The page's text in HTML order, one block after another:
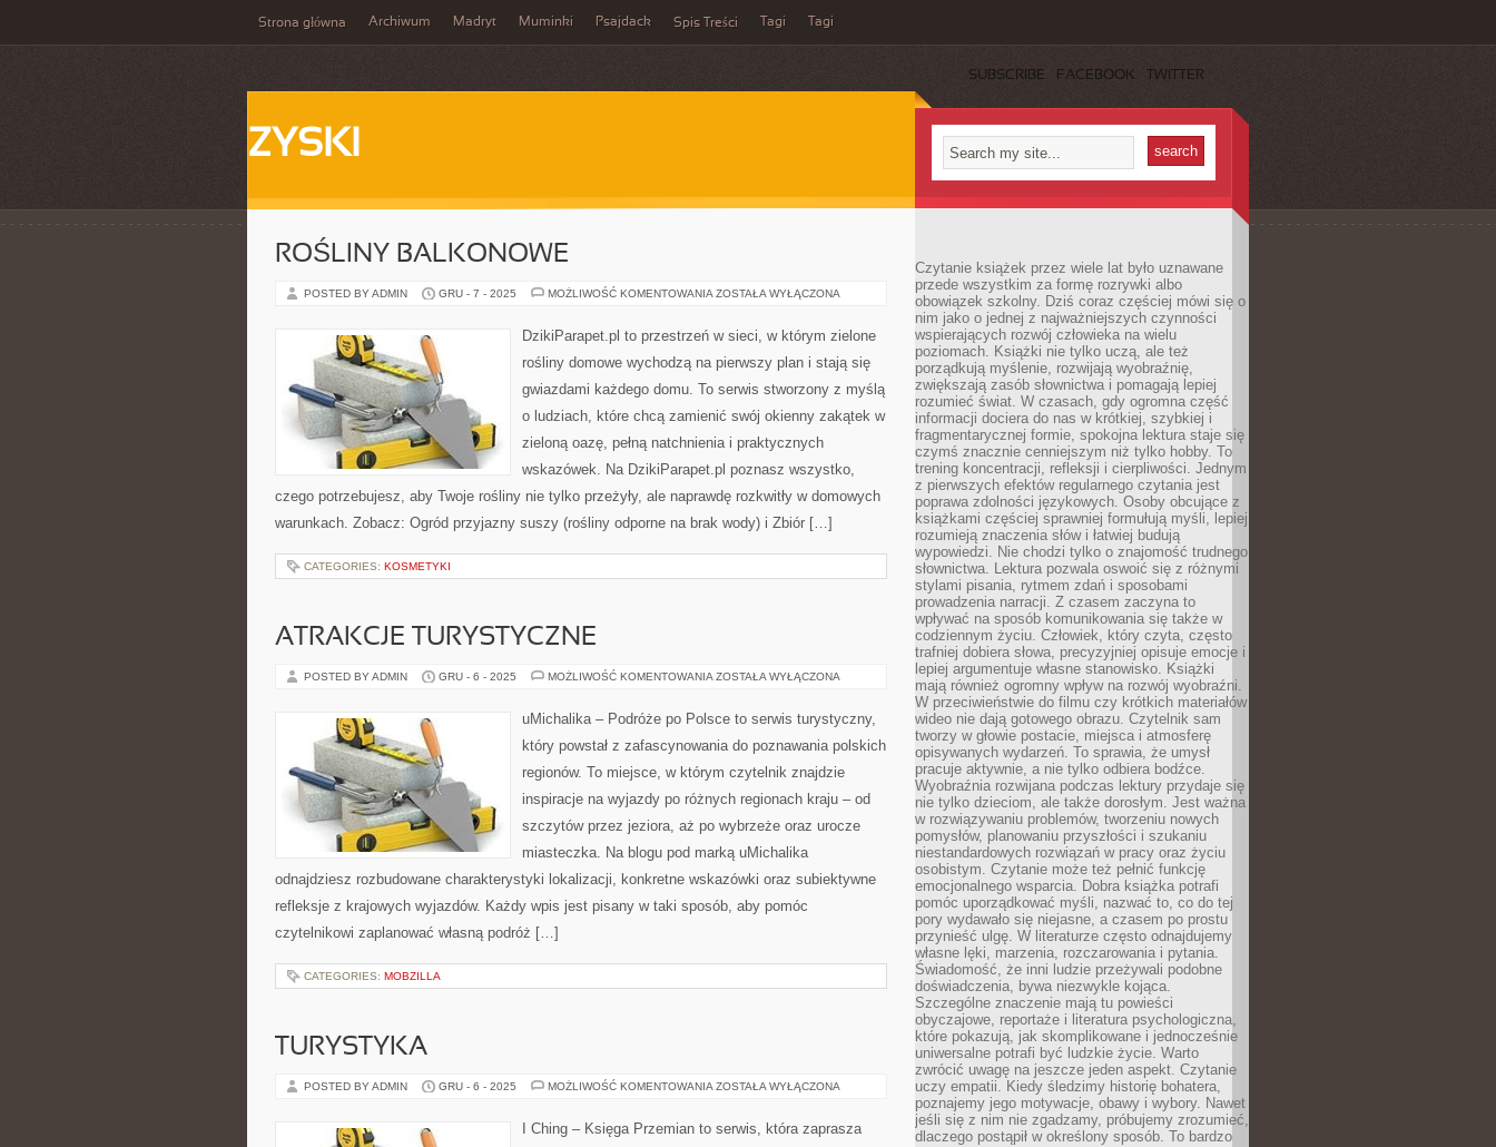
Strona główna Archiwum Madryt Muminki Psajdack Spis Treści Tagi Tagi
SUBSCRIBE FACEBOOK TWITTER
ZYSKI
ROŚLINY BALKONOWE
POSTED BY ADMIN GRU - 7 - 2025 MOŻLIWOŚĆ KOMENTOWANIA ROŚLINY
ZOSTAŁA WYŁĄCZONA
DzikiParapet.pl to przestrzeń w sieci, w którym zielone
rośliny domowe wychodzą na pierwszy plan i stają się
gwiazdami każdego domu. To serwis stworzony z myślą
o ludziach, które chcą zamienić swój okienny zakątek w
zieloną oazę, pełną natchnienia i praktycznych
wskazówek. Na DzikiParapet.pl poznasz wszystko,
czego potrzebujesz, aby Twoje rośliny nie tylko przeżyły, ale naprawdę rozkwitły w domowych
warunkach. Zobacz: Ogród przyjazny suszy (rośliny odporne na brak wody) i Zbiór […]
CATEGORIES: KOSMETYKI
ATRAKCJE TURYSTYCZNE
POSTED BY ADMIN GRU - 6 - 2025 MOŻLIWOŚĆ KOMENTOWANIA ATRAKCJE
ZOSTAŁA WYŁĄCZONA
uMichalika – Podróże po Polsce to serwis turystyczny,
który powstał z zafascynowania do poznawania polskich
regionów. To miejsce, w którym czytelnik znajdzie
inspiracje na wyjazdy po różnych regionach kraju – od
szczytów przez jeziora, aż po wybrzeże oraz urocze
miasteczka. Na blogu pod marką uMichalika
odnajdziesz rozbudowane charakterystyki lokalizacji, konkretne wskazówki oraz subiektywne
refleksje z krajowych wyjazdów. Każdy wpis jest pisany w taki sposób, aby pomóc
czytelnikowi zaplanować własną podróż […]
CATEGORIES: MOBZILLA
TURYSTYKA
POSTED BY ADMIN GRU - 6 - 2025 MOŻLIWOŚĆ KOMENTOWANIA TURYSTYKA
ZOSTAŁA WYŁĄCZONA
I Ching – Księga Przemian to serwis, która zaprasza
Czytanie książek przez wiele lat było uznawane
przede wszystkim za formę rozrywki albo
obowiązek szkolny. Dziś coraz częściej mówi się o
nim jako o jednej z najważniejszych czynności
wspierających rozwój człowieka na wielu
poziomach. Książki nie tylko uczą, ale też
porządkują myślenie, rozwijają wyobraźnię,
zwiększają zasób słownictwa i pomagają lepiej
rozumieć świat. W czasach, gdy ogromna część
informacji dociera do nas w krótkiej, szybkiej i
fragmentarycznej formie, spokojna lektura staje się
czymś znacznie cenniejszym niż tylko hobby. To
trening koncentracji, refleksji i cierpliwości. Jednym
z pierwszych efektów regularnego czytania jest
poprawa zdolności językowych. Osoby obcujące z
książkami częściej sprawniej formułują myśli, lepiej
rozumieją znaczenia słów i łatwiej budują
wypowiedzi. Nie chodzi tylko o znajomość trudnego
słownictwa. Lektura pozwala oswoić się z różnymi
stylami pisania, rytmem zdań i sposobami
prowadzenia narracji. Z czasem zaczyna to
wpływać na sposób komunikowania się także w
codziennym życiu. Człowiek, który czyta, często
trafniej dobiera słowa, precyzyjniej opisuje emocje i
lepiej argumentuje własne stanowisko. Książki
mają również ogromny wpływ na rozwój wyobraźni.
W przeciwieństwie do filmu czy krótkich materiałów
wideo nie dają gotowego obrazu. Czytelnik sam
tworzy w głowie postacie, miejsca i atmosferę
opisywanych wydarzeń. To sprawia, że umysł
pracuje aktywnie, a nie tylko odbiera bodźce.
Wyobraźnia rozwijana podczas lektury przydaje się
nie tylko dzieciom, ale także dorosłym. Jest ważna
w rozwiązywaniu problemów, tworzeniu nowych
pomysłów, planowaniu przyszłości i szukaniu
niestandardowych rozwiązań w pracy oraz życiu
osobistym. Czytanie może też pełnić funkcję
emocjonalnego wsparcia. Dobra książka potrafi
pomóc uporządkować myśli, nazwać to, co do tej
pory wydawało się niejasne, a czasem po prostu
przynieść ulgę. W literaturze często odnajdujemy
własne lęki, marzenia, rozczarowania i pytania.
Świadomość, że inni ludzie przeżywali podobne
doświadczenia, bywa niezwykle kojąca.
Szczególne znaczenie mają tu powieści
obyczajowe, reportaże i literatura psychologiczna,
które pokazują, jak skomplikowane i jednocześnie
uniwersalne potrafi być ludzkie życie. Warto
zwrócić uwagę na jeszcze jeden aspekt. Czytanie
uczy empatii. Kiedy śledzimy historię bohatera,
poznajemy jego motywacje, obawy i wybory. Nawet
jeśli się z nim nie zgadzamy, próbujemy zrozumieć,
dlaczego postąpił w określony sposób. To bardzo